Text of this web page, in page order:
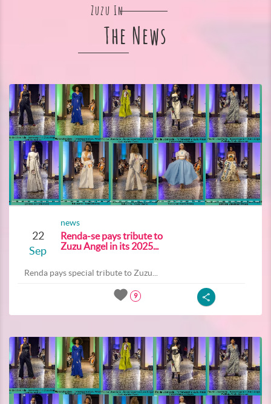
Zuzu In
The News
22
Sep
news
Renda-se pays tribute to
Zuzu Angel in its 2025...
Renda pays special tribute to Zuzu...
9